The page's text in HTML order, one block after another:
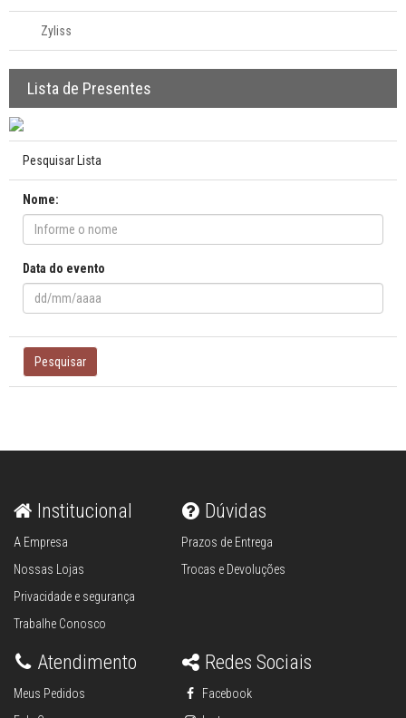
Zyliss
Lista de Presentes
Pesquisar Lista
Nome:
Data do evento
Pesquisar
Institucional
A Empresa
Nossas Lojas
Privacidade e segurança
Trabalhe Conosco
Dúvidas
Prazos de Entrega
Trocas e Devoluções
Atendimento
Meus Pedidos
Redes Sociais
Facebook